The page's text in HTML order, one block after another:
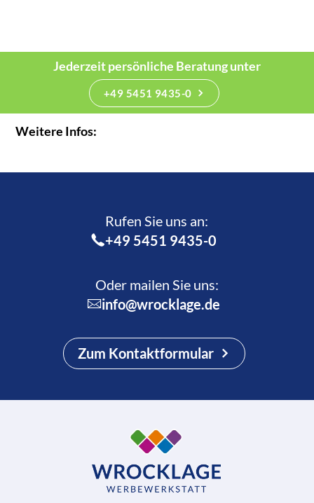
Jederzeit persönliche Beratung unter
+49 5451 9435-0
Weitere Infos:
Rufen Sie uns an:­
+49 5451 9435-0
Oder mailen Sie uns:
info@wrocklage.de
Zum Kontaktformular